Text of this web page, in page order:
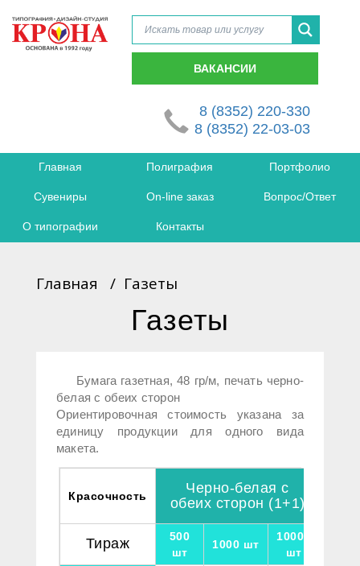
ВАКАНСИИ
8 (8352) 220-330
8 (8352) 22-03-03
Главная Полиграфия Портфолио
Сувениры On-line заказ Вопрос/Ответ
О типографии Контакты
Главная / Газеты
Газеты
Бумага газетная, 48 гр/м, печать черно-
белая с обеих сторон
Ориентировочная стоимость указана за
единицу продукции для одного вида
макета.
Красочность
Черно-белая с
обеих сторон (1+1)
Тираж
500
шт
1000 шт
10000
шт